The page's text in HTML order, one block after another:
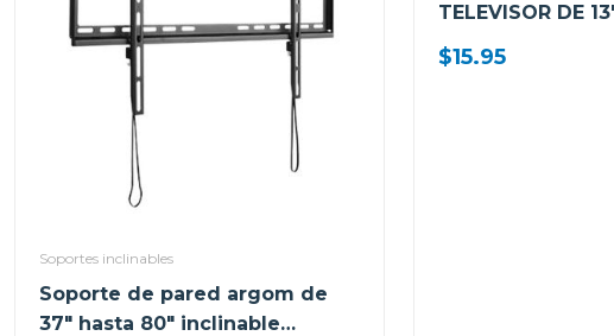
Soportes inclinables
Soporte de pared argom de
37" hasta 80" inclinable
TELEVISOR DE
INCLINACIÓN
$15.95